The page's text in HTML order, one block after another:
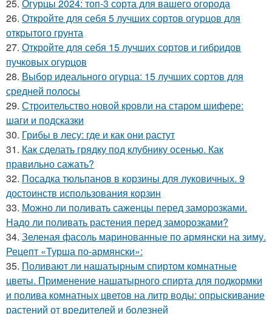
25. Огурцы 2024: топ-3 сорта для вашего огорода
26. Откройте для себя 5 лучших сортов огурцов для
открытого грунта
27. Откройте для себя 15 лучших сортов и гибридов
пучковых огурцов
28. Выбор идеального огурца: 15 лучших сортов для
средней полосы
29. Строительство новой кровли на старом шифере:
шаги и подсказки
30. Грибы в лесу: где и как они растут
31. Как сделать грядку под клубнику осенью. Как
правильно сажать?
32. Посадка тюльпанов в корзины для луковичных. 9
достоинств использования корзин
33. Можно ли поливать саженцы перед заморозками.
Надо ли поливать растения перед заморозками?
34. Зеленая фасоль маринованные по армянски на зиму.
Рецепт «Турша по-армянски»:
35. Поливают ли нашатырным спиртом комнатные
цветы. Применение нашатырного спирта для подкормки
и полива комнатных цветов на литр воды: опрыскивание
растений от вредителей и болезней